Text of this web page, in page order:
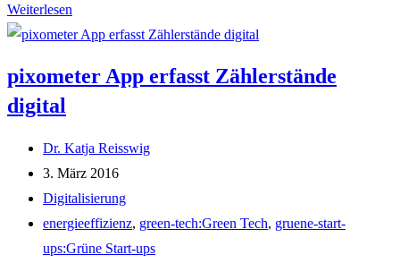
Weiterlesen
Heizung
Lohnt
Heizungs-
per
App?
pixometer App erfasst Zählerstände
digital
Beitrags-
Autor:
Dr. Katja Reisswig
Beitrag
veröffentlicht:
3. März 2016
Beitrags-
Kategorie:
Digitalisierung
Post
tag:
energieeffizienz, green-tech:Green Tech, gruene-start-
ups:Grüne Start-ups